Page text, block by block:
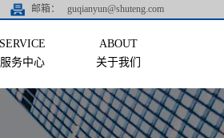
邮箱： guqianyun@shuteng.com
服务中心 关于我们